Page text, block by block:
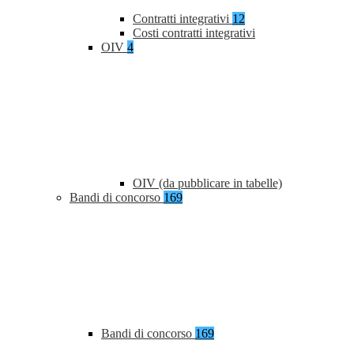
Contratti integrativi 12
Costi contratti integrativi
OIV 4
OIV (da pubblicare in tabelle)
Bandi di concorso 169
Bandi di concorso 169